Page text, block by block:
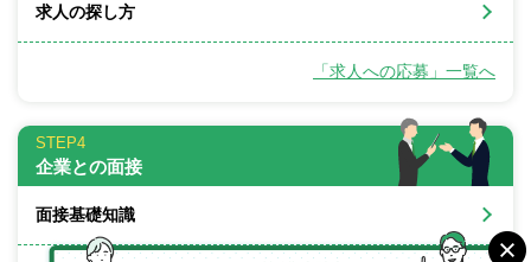
求人の探し方
「求人への応募」一覧へ
STEP4
企業との面接
面接基礎知識